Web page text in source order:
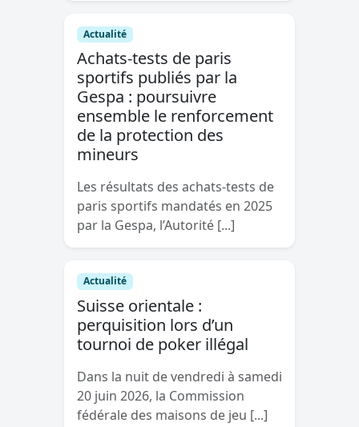
Actualité
Achats-tests de paris
sportifs publiés par la
Gespa : poursuivre
ensemble le renforcement
de la protection des
mineurs
Les résultats des achats-tests de
paris sportifs mandatés en 2025
par la Gespa, l’Autorité [...]
Actualité
Suisse orientale :
perquisition lors d’un
tournoi de poker illégal
Dans la nuit de vendredi à samedi
20 juin 2026, la Commission
fédérale des maisons de jeu [...]